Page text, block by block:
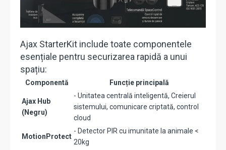
Ajax StarterKit include toate componentele
esențiale pentru securizarea rapidă a unui
spațiu:
Componentă Funcție principală
Ajax Hub
(Negru)
- Unitatea centrală inteligentă, Creierul
sistemului, comunicare criptată, control
cloud
MotionProtect
- Detector PIR cu imunitate la animale <
20kg